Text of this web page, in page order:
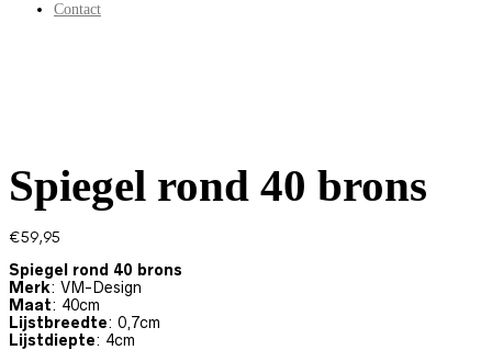
Contact
Spiegel rond 40 brons
€59,95
Spiegel rond 40 brons
Merk: VM-Design
Maat: 40cm
Lijstbreedte: 0,7cm
Lijstdiepte: 4cm